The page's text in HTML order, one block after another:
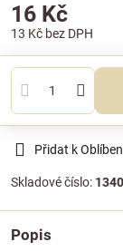
16 Kč
13 Kč bez DPH
Přidat k
Skladové číslo:
Popis